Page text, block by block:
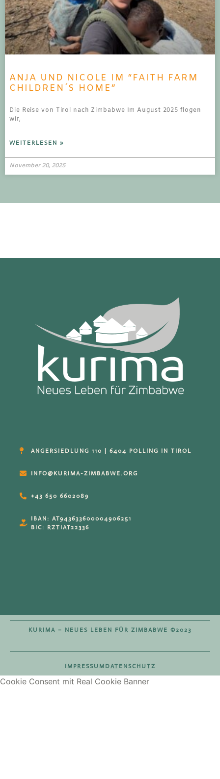
ANJA UND NICOLE IM “FAITH FARM
CHILDREN´S HOME”
Die Reise von Tirol nach Zimbabwe Im August 2025 flogen
wir,
WEITERLESEN »
November 20, 2025
ANGERSIEDLUNG 110 | 6404 POLLING IN TIROL
INFO@KURIMA-ZIMBABWE.ORG
+43 650 6602089
IBAN: AT943633600004906251
BIC: RZTIAT22336
KURIMA – NEUES LEBEN FÜR ZIMBABWE ©2023
IMPRESSUMDATENSCHUTZ
Cookie Consent mit Real Cookie Banner